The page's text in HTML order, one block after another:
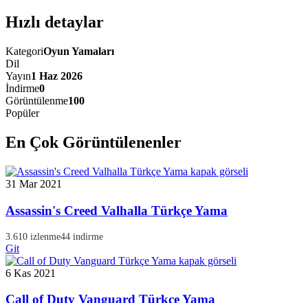
Hızlı detaylar
KategoriOyun Yamaları
Dil
Yayın1 Haz 2026
İndirme0
Görüntülenme100
Popüler
En Çok Görüntülenenler
31 Mar 2021
Assassin's Creed Valhalla Türkçe Yama
3.610 izlenme44 indirme
Git
6 Kas 2021
Call of Duty Vanguard Türkçe Yama